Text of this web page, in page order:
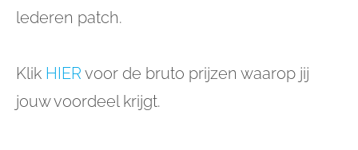
lederen patch.
Klik HIER voor de bruto prijzen waarop jij
jouw voordeel krijgt.